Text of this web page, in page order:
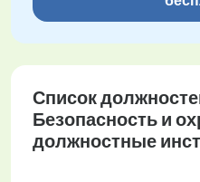
Список
Безопасность и
должностные